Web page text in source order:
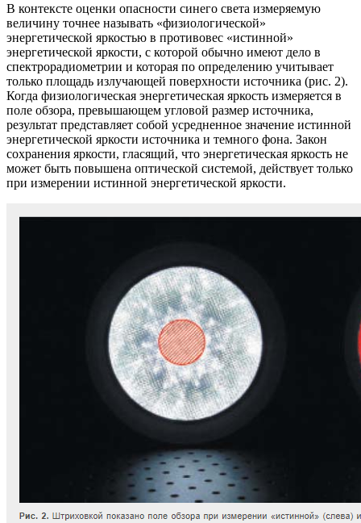
В контексте оценки опасности синего света измеряемую
величину точнее называть «физиологической»
энергетической яркостью в противовес «истинной»
энергетической яркости, с которой обычно имеют дело в
спектрорадиометрии и которая по определению учитывает
только площадь излучающей поверхности источника (рис. 2).
Когда физиологическая энергетическая яркость измеряется в
поле обзора, превышающем угловой размер источника,
результат представляет собой усредненное значение истинной
энергетической яркости источника и темного фона. Закон
сохранения яркости, гласящий, что энергетическая яркость не
может быть повышена оптической системой, действует только
при измерении истинной энергетической яркости.